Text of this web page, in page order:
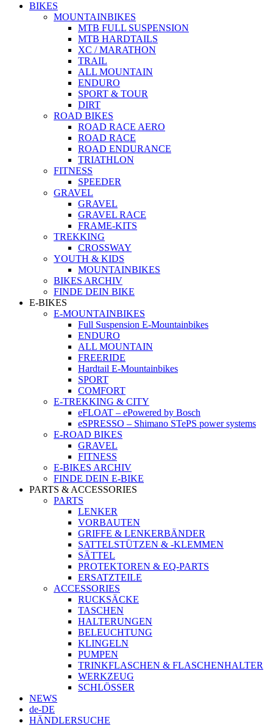
BIKES
MOUNTAINBIKES
MTB FULL SUSPENSION
MTB HARDTAILS
XC / MARATHON
TRAIL
ALL MOUNTAIN
ENDURO
SPORT & TOUR
DIRT
ROAD BIKES
ROAD RACE AERO
ROAD RACE
ROAD ENDURANCE
TRIATHLON
FITNESS
SPEEDER
GRAVEL
GRAVEL
GRAVEL RACE
FRAME-KITS
TREKKING
CROSSWAY
YOUTH & KIDS
MOUNTAINBIKES
BIKES ARCHIV
FINDE DEIN BIKE
E-BIKES
E-MOUNTAINBIKES
Full Suspension E-Mountainbikes
ENDURO
ALL MOUNTAIN
FREERIDE
Hardtail E-Mountainbikes
SPORT
COMFORT
E-TREKKING & CITY
eFLOAT – ePowered by Bosch
eSPRESSO – Shimano STePS power systems
E-ROAD BIKES
GRAVEL
FITNESS
E-BIKES ARCHIV
FINDE DEIN E-BIKE
PARTS & ACCESSORIES
PARTS
LENKER
VORBAUTEN
GRIFFE & LENKERBÄNDER
SATTELSTÜTZEN & -KLEMMEN
SÄTTEL
PROTEKTOREN & EQ-PARTS
ERSATZTEILE
ACCESSORIES
RUCKSÄCKE
TASCHEN
HALTERUNGEN
BELEUCHTUNG
KLINGELN
PUMPEN
TRINKFLASCHEN & FLASCHENHALTER
WERKZEUG
SCHLÖSSER
NEWS
de-DE
HÄNDLERSUCHE